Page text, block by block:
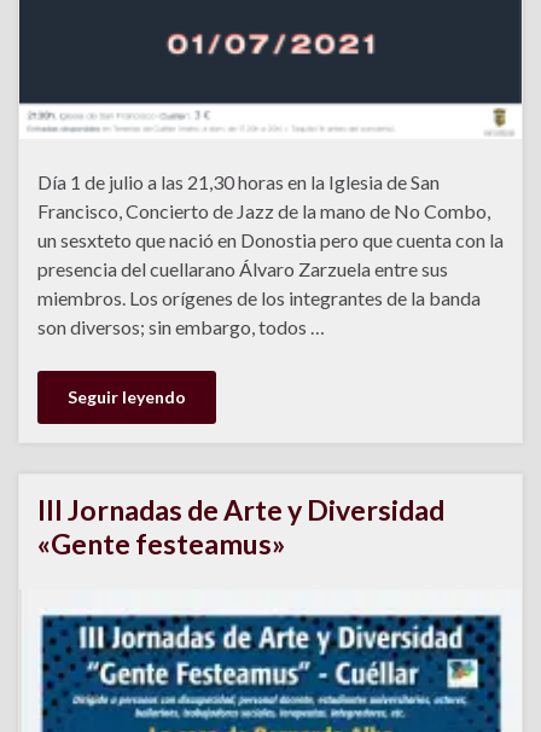
Día 1 de julio a las 21,30 horas en la Iglesia de San
Francisco, Concierto de Jazz de la mano de No Combo,
un sesxteto que nació en Donostia pero que cuenta con la
presencia del cuellarano Álvaro Zarzuela entre sus
miembros. Los orígenes de los integrantes de la banda
son diversos; sin embargo, todos …
Seguir leyendo
III Jornadas de Arte y Diversidad
«Gente festeamus»